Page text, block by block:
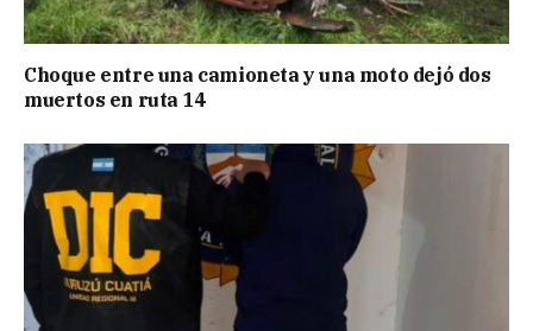
Choque entre una camioneta y una moto dejó dos
muertos en ruta 14